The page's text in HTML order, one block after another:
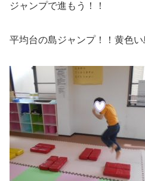
ジャンプで進もう！！
平均台の島ジャンプ！！黄色い